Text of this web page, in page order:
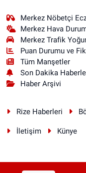
Merkez Nöbetçi
Merkez Hava
Merkez Trafik
Puan Durumu ve
Tüm Manşetler
Son Dakika
Haber Arşivi
Rize Haberleri
İletişim Künye